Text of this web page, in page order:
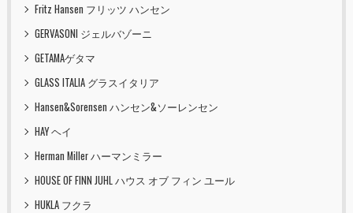
Fritz Hansen フリッツ ハンセン
GERVASONI ジェルバゾーニ
GETAMAゲタマ
GLASS ITALIA グラスイタリア
Hansen&Sorensen ハンセン&ソーレンセン
HAY ヘイ
Herman Miller ハーマンミラー
HOUSE OF FINN JUHL ハウス オブ フィン ユール
HUKLA フクラ